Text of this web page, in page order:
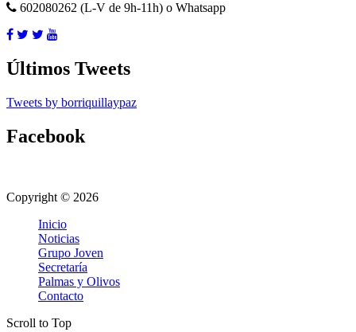
602080262 (L-V de 9h-11h) o Whatsapp
Últimos Tweets
Tweets by borriquillaypaz
Facebook
Copyright © 2026
Inicio
Noticias
Grupo Joven
Secretaría
Palmas y Olivos
Contacto
Scroll to Top